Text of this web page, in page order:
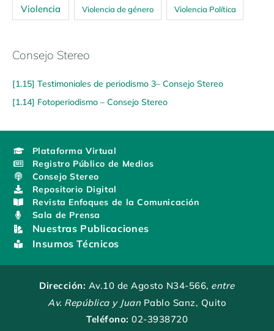
Violencia Violencia de género Violencia Política
Consejo Stereo
[1.15] Testimoniales de periodismo 3– Consejo Stereo
[1.14] Fotoperiodismo – Consejo Stereo
Plataforma Virtual
Registro Público de Medios
Consejo Stereo
Repositorio Digital
Revista Enfoques de la Comunicación
Sala de Prensa
Nuestras Publicaciones
Insumos Técnicos
Dirección: Av.10 de Agosto N34-566, entre
Av. República y Juan Pablo Sanz, Quito
Teléfono: 02-3938720